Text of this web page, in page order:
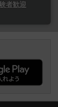
者歓迎